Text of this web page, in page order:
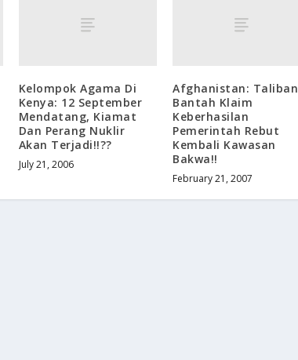
Kelompok Agama Di
Kenya: 12 September
Mendatang, Kiamat
Dan Perang Nuklir
Akan Terjadi!!??
July 21, 2006
Afghanistan: Taliban
Bantah Klaim
Keberhasilan
Pemerintah Rebut
Kembali Kawasan
Bakwa!!
February 21, 2007